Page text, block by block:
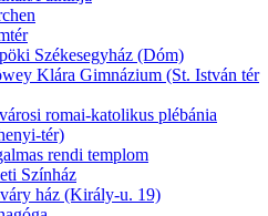
Székesegyház (Dóm)
Klára Gimnázium (St. István tér
romai-katolikus plébánia
tér)
rendi templom
Színház
ház (Király-u. 19)